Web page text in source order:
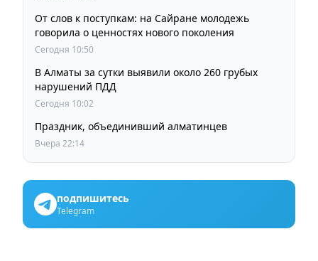
От слов к поступкам: на Сайране молодежь
говорила о ценностях нового поколения
Сегодня 10:50
В Алматы за сутки выявили около 260 грубых
нарушений ПДД
Сегодня 10:02
Праздник, объединивший алматинцев
Вчера 22:14
подпишитесь
Telegram